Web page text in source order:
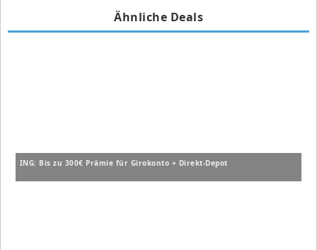
Ähnliche Deals
ING: Bis zu 300€ Prämie für Girokonto + Direkt-Depot